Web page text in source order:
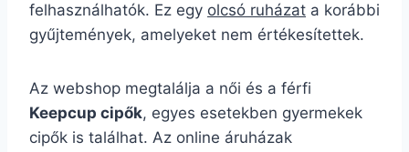
felhasználhatók. Ez egy olcsó ruházat a korábbi
gyűjtemények, amelyeket nem értékesítettek.
Az webshop megtalálja a női és a férfi
Keepcup cipők, egyes esetekben gyermekek
cipők is találhat. Az online áruházak